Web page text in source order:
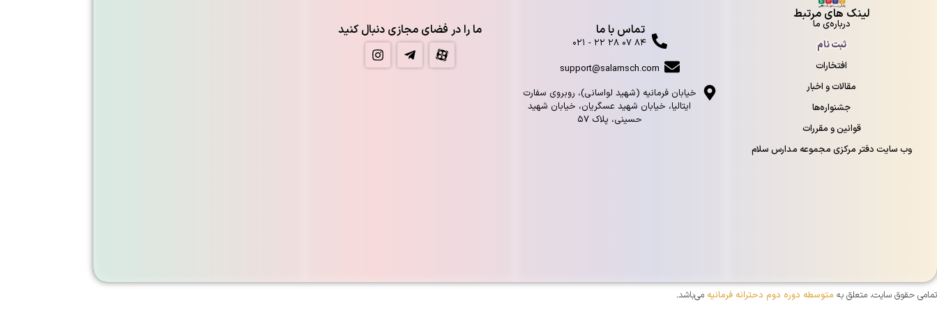
لینک های مرتبط
درباره‌ی ما
ثبت نام
افتخارات
مقالات و اخبار
جشنواره‌ها
قوانین و مقررات
وب سایت دفتر مرکزی مجموعه مدارس سلام
تماس با ما
۸۴ ۰۷ ۲۸ ۲۲ - ۰۲۱
support@salamsch.com
خيابان فرمانيه (شهيد لواسانی)، روبروی سفارت
ايتاليا، خيابان شهيد عسگريان، خيابان شهيد
حسينی، پلاک ۵۷
ما را در فضای مجازی دنبال کنید
تمامی حقوق سایت، متعلق به متوسطه دوره دوم دحترانه فرمانیه می‌باشد.